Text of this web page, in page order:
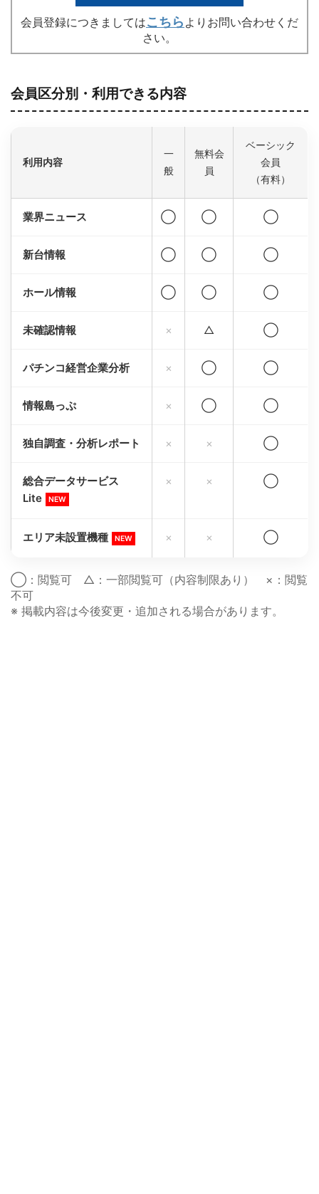
会員登録につきましてはこちら よりお問い合わせくだ
さい。
会員区分別・利用できる内容
利用内容
一
般
無料会
員
ベーシック
会員
（有料）
業界ニュース ◯ ◯ ◯
新台情報 ◯ ◯ ◯
ホール情報 ◯ ◯ ◯
未確認情報 × △ ◯
パチンコ経営企業分析 × ◯ ◯
情報島っぷ × ◯ ◯
独自調査・分析レポート × × ◯
総合データサービス
Lite
NEW
× × ◯
エリア未設置機種 NEW × × ◯
◯：閲覧可 △：一部閲覧可（内容制限あり） ×：閲覧
不可
※ 掲載内容は今後変更・追加される場合があります。